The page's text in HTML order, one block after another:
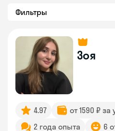
Фильтры
Зоя
4.97
от 1590 ₽ за
2 года опыта
6